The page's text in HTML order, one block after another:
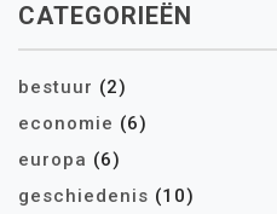
CATEGORIEËN
bestuur (2)
economie (6)
europa (6)
geschiedenis (10)